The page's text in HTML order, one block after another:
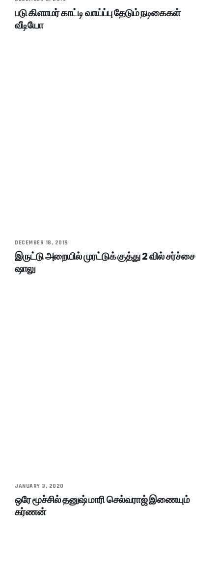
படு கிளாமர் காட்டி வாய்ப்பு தேடும் நடிகைகள்
வீடியோ
DECEMBER 18, 2019
இருட்டு அறையில் முரட்டுக் குத்து 2 வில் சர்ச்சை
ஷாலு
JANUARY 3, 2020
ஒரே மூச்சில் தனுஷ் மாரி செல்வராஜ் இணையும்
கர்ணன்